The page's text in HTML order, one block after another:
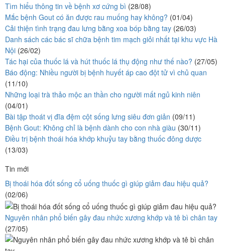
Tìm hiểu thông tin về bệnh xơ cứng bì (28/08)
Mắc bệnh Gout có ăn được rau muống hay không? (01/04)
Cải thiện tình trạng đau lưng bằng xoa bóp bằng tay (26/03)
Danh sách các bác sĩ chữa bệnh tim mạch giỏi nhất tại khu vực Hà
Nội (26/02)
Tác hại của thuốc lá và hút thuốc lá thụ động như thế nào? (27/05)
Báo động: Nhiều người bị bệnh huyết áp cao đột tử vì chủ quan
(11/10)
Những loại trà thảo mộc an thần cho người mất ngủ kinh niên
(04/01)
Bài tập thoát vị đĩa đệm cột sống lưng siêu đơn giản (09/11)
Bệnh Gout: Không chỉ là bệnh dành cho con nhà giàu (30/11)
Điều trị bệnh thoái hóa khớp khuỷu tay bằng thuốc đông dược
(13/03)
Tin mới
Bị thoái hóa đốt sống cổ uống thuốc gì giúp giảm đau hiệu quả?
(02/06)
Nguyên nhân phổ biến gây đau nhức xương khớp và tê bì chân tay
(27/05)